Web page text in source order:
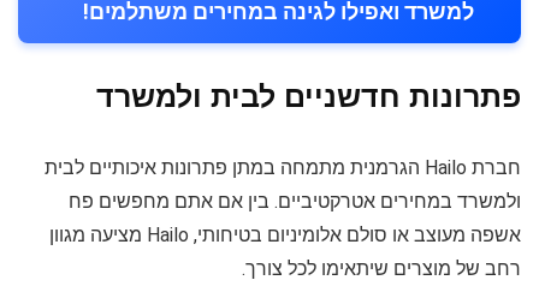
למשרד ואפילו לגינה במחירים משתלמים!
פתרונות חדשניים לבית ולמשרד
חברת Hailo הגרמנית מתמחה במתן פתרונות איכותיים לבית
ולמשרד במחירים אטרקטיביים. בין אם אתם מחפשים פח
אשפה מעוצב או סולם אלומיניום בטיחותי, Hailo מציעה מגוון
רחב של מוצרים שיתאימו לכל צורך.